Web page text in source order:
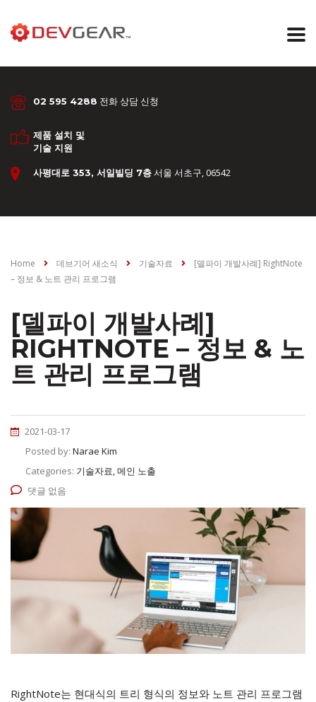
02 595 4288 전화 상담 신청
제품 설치 및
기술 지원
사평대로 353, 서일빌딩 7층서울 서초구, 06542
Home 데브기어 새소식 기술자료
[델파이 개발사례] RightNote
– 정보 & 노트 관리 프로그램
[델파이 개발사례]
RIGHTNOTE – 정보 & 노
트 관리 프로그램
2021-03-17
Posted by: Narae Kim
Categories: 기술자료, 메인 노출
댓글 없음
RightNote는 현대식의 트리 형식의 정보와 노트 관리 프로그램